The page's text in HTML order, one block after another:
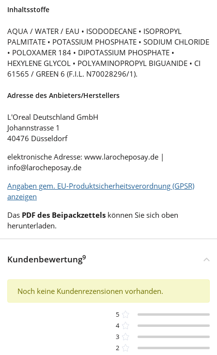
Inhaltsstoffe
AQUA / WATER / EAU • ISODODECANE • ISOPROPYL
PALMITATE • POTASSIUM PHOSPHATE • SODIUM CHLORIDE
• POLOXAMER 184 • DIPOTASSIUM PHOSPHATE •
HEXYLENE GLYCOL • POLYAMINOPROPYL BIGUANIDE • CI
61565 / GREEN 6 (F.I.L. N70028296/1).
Adresse des Anbieters/Herstellers
L'Oreal Deutschland GmbH
Johannstrasse 1
40476 Düsseldorf
elektronische Adresse: www.larocheposay.de |
info@larocheposay.de
Angaben gem. EU-Produktsicherheitsverordnung (GPSR)
anzeigen
Das PDF des Beipackzettels können Sie sich oben
herunterladen.
Kundenbewertung9
Noch keine Kundenrezensionen vorhanden.
5
4
3
2